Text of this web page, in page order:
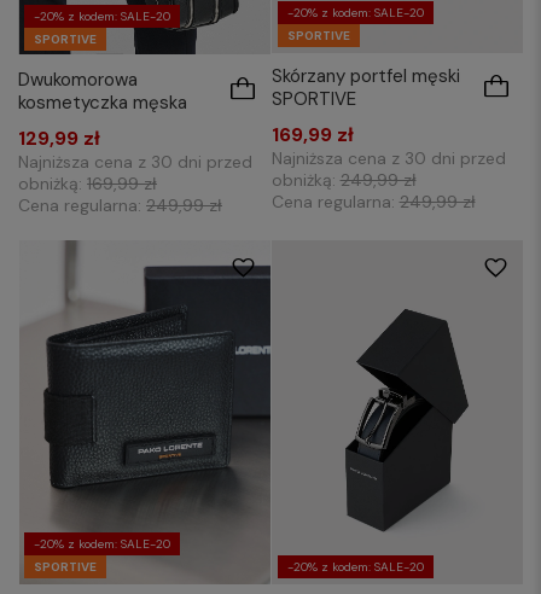
-20% z kodem: SALE-20
SPORTIVE
Dwukomorowa
kosmetyczka męska
129,99 zł
Najniższa cena z 30 dni przed
obniżką: 169,99 zł
Cena regularna: 249,99 zł
-20% z kodem: SALE-20
SPORTIVE
Skórzany portfel męski
SPORTIVE
169,99 zł
Najniższa cena z 30 dni przed
obniżką:249,99 zł
Cena regularna:249,99 zł
-20% z kodem: SALE-20
SPORTIVE
-20% z kodem: SALE-20
90 100